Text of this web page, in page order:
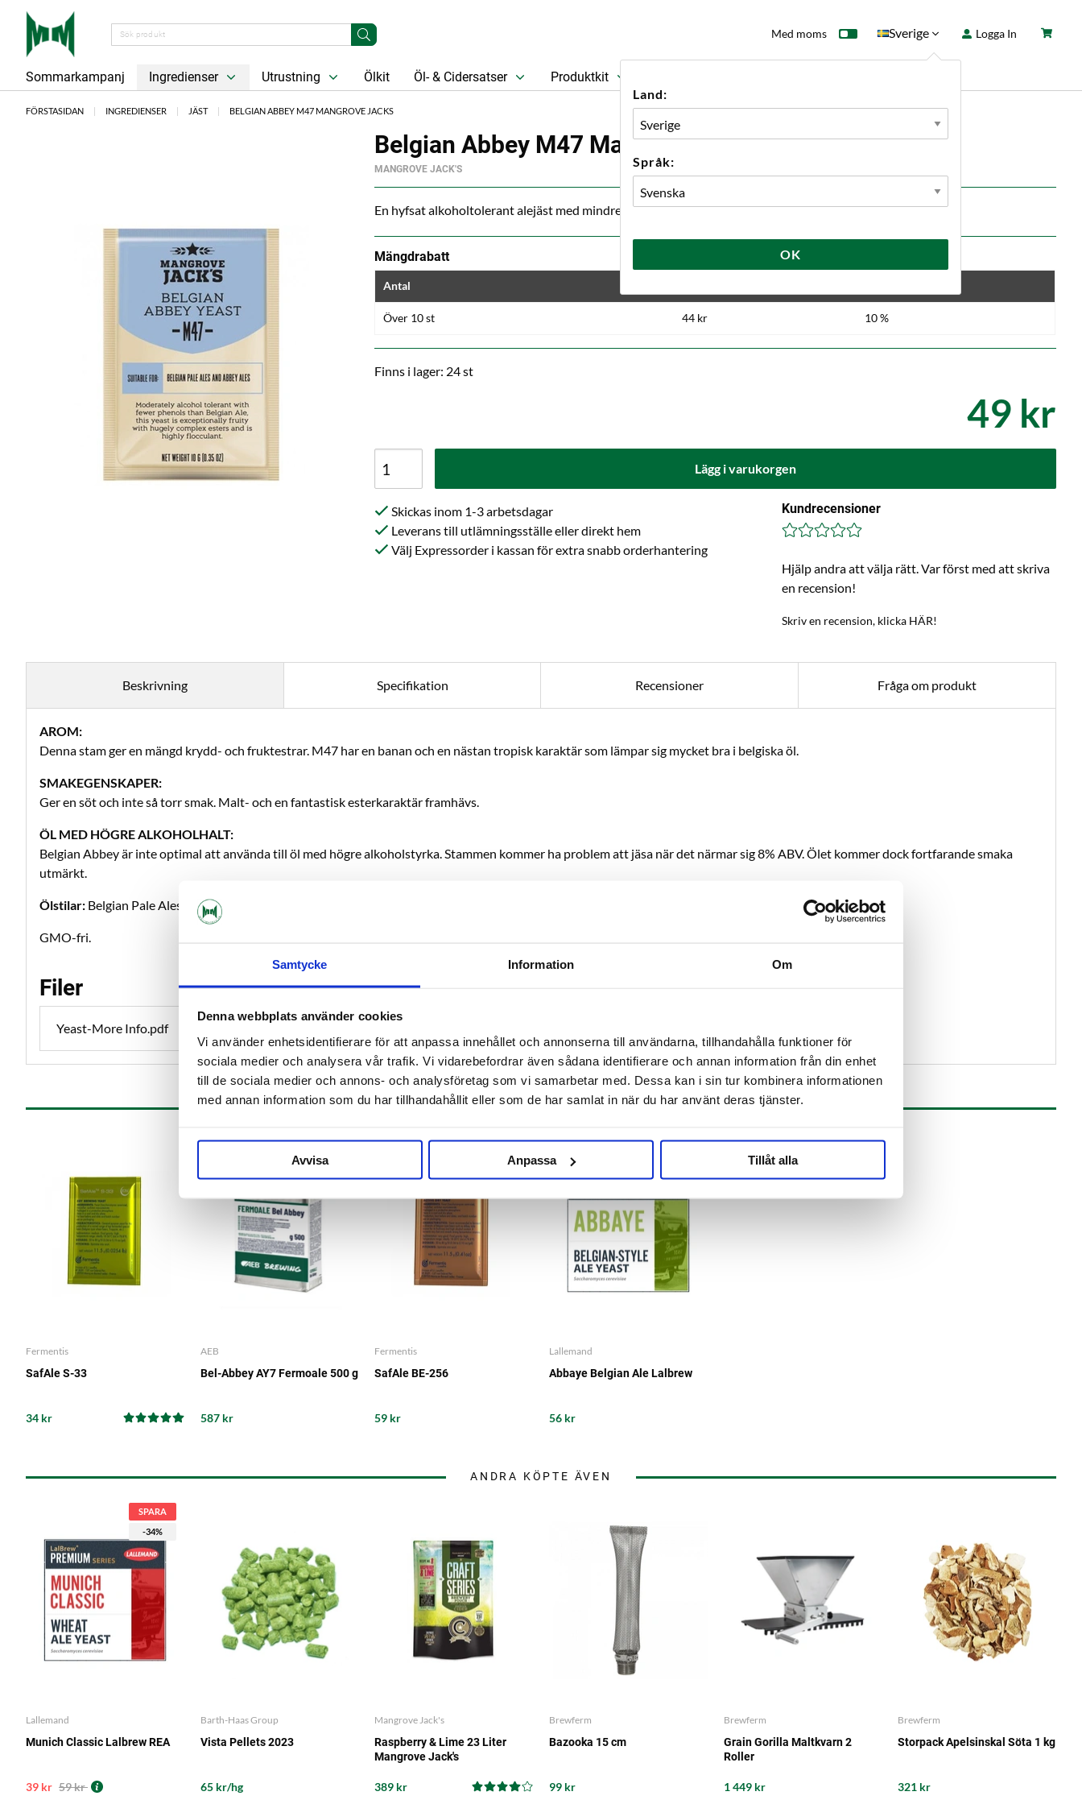
Samtycke Information Om
Denna webbplats använder cookies
Vi använder enhetsidentifierare för att anpassa innehållet och annonserna till användarna, tillhandahålla funktioner för
sociala medier och analysera vår trafik. Vi vidarebefordrar även sådana identifierare och annan information från din enhet
till de sociala medier och annons- och analysföretag som vi samarbetar med. Dessa kan i sin tur kombinera informationen
med annan information som du har tillhandahållit eller som de har samlat in när du har använt deras tjänster.
Avvisa Anpassa Tillåt alla
Med moms Sverige
Land:
Språk:
OK
Logga In
Sommarkampanj Ingredienser Utrustning Ölkit Öl- & Cidersatser Produktkit
FÖRSTASIDAN INGREDIENSER JÄST BELGIAN ABBEY M47 MANGROVE JACKS
Belgian Abbey M47 Mangrove Jacks
MANGROVE JACK'S
En hyfsat alkoholtolerant alejäst med mindre fenoler än Belgian Ale
Mängdrabatt
Antal
Över 10 st 44 kr 10 %
Finns i lager: 24 st
49 kr
Lägg i varukorgen
Skickas inom 1-3 arbetsdagar
Leverans till utlämningsställe eller direkt hem
Välj Expressorder i kassan för extra snabb orderhantering
Kundrecensioner
Hjälp andra att välja rätt. Var först med att skriva
en recension!
Skriv en recension, klicka HÄR!
Beskrivning Specifikation Recensioner Fråga om produkt
AROM:
Denna stam ger en mängd krydd- och fruktestrar. M47 har en banan och en nästan tropisk karaktär som lämpar sig mycket bra i belgiska öl.
SMAKEGENSKAPER:
Ger en söt och inte så torr smak. Malt- och en fantastisk esterkaraktär framhävs.
ÖL MED HÖGRE ALKOHOLHALT:
Belgian Abbey är inte optimal att använda till öl med högre alkoholstyrka. Stammen kommer ha problem att jäsa när det närmar sig 8% ABV. Ölet kommer dock fortfarande smaka
utmärkt.
Ölstilar: Belgian Pale Ales, Abbey Ales
GMO-fri.
Filer
Yeast-More Info.pdf
RELATERADE PRODUKTER
Fermentis
SafAle S-33
34 kr
AEB
Bel-Abbey AY7 Fermoale 500 g
587 kr
Fermentis
SafAle BE-256
59 kr
Lallemand
Abbaye Belgian Ale Lalbrew
56 kr
ANDRA KÖPTE ÄVEN
SPARA
-34%
Lallemand
Munich Classic Lalbrew REA
39 kr 59 kr
Barth-Haas Group
Vista Pellets 2023
65 kr/hg
Mangrove Jack's
Raspberry & Lime 23 Liter
Mangrove Jack's
389 kr
Brewferm
Bazooka 15 cm
99 kr
Brewferm
Grain Gorilla Maltkvarn 2
Roller
1 449 kr
Brewferm
Storpack Apelsinskal Söta 1 kg
321 kr